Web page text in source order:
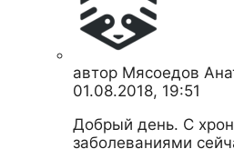
автор Мясоедов
01.08.2018, 19:51
Добрый день. С
заболеваниями